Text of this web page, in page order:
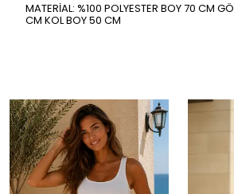
MATERİAL: %100 POLYESTER BOY 70 CM
CM KOL BOY 50 CM